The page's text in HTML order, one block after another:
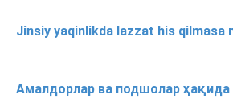
Jinsiy yaqinlikda lazzat his qilmasa
Амалдорлар ва подшолар